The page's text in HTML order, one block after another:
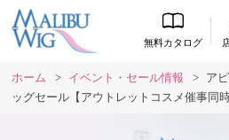
無料カタログ
ホーム > イベント・セール情報 > ア
ッグセール【アウトレットコスメ催事同時